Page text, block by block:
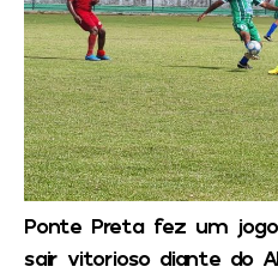
Ponte Preta fez um
sair vitorioso diante do